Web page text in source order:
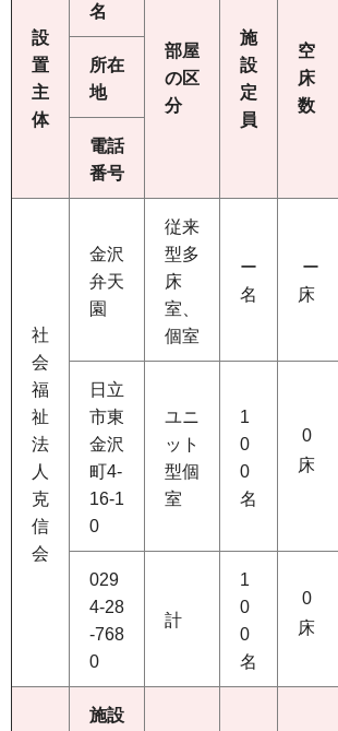
設
置
主
体
名
部屋
の区
分
施
設
定
員
空
床
数
所在
地
電話
番号
社
会
福
祉
法
人
克
信
会
金沢
弁天
園
従来
型多
床
室、
個室
ー
名
ー
床
日立
市東
金沢
町4-
16-1
0
ユニ
ット
型個
室
1
0
0
名
0
床
029
4-28
-768
0
計
1
0
0
名
0
床
施設